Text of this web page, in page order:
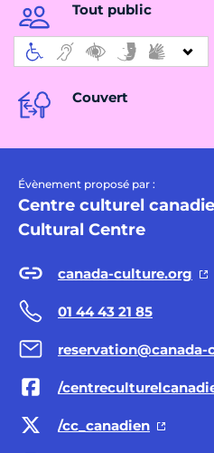
Tout public
Couvert
Évènement proposé par :
Centre culturel
Cultural Centre
canada-culture.org
01 44 43 21 85
/
/cc_canadien